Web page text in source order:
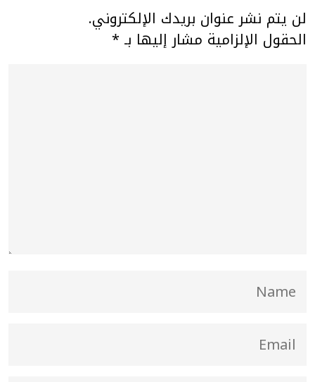
لن يتم نشر عنوان بريدك الإلكتروني.
الحقول الإلزامية مشار إليها بـ *